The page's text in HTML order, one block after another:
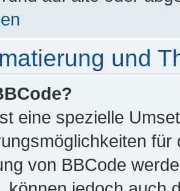
und
eine spezielle
von BBCode